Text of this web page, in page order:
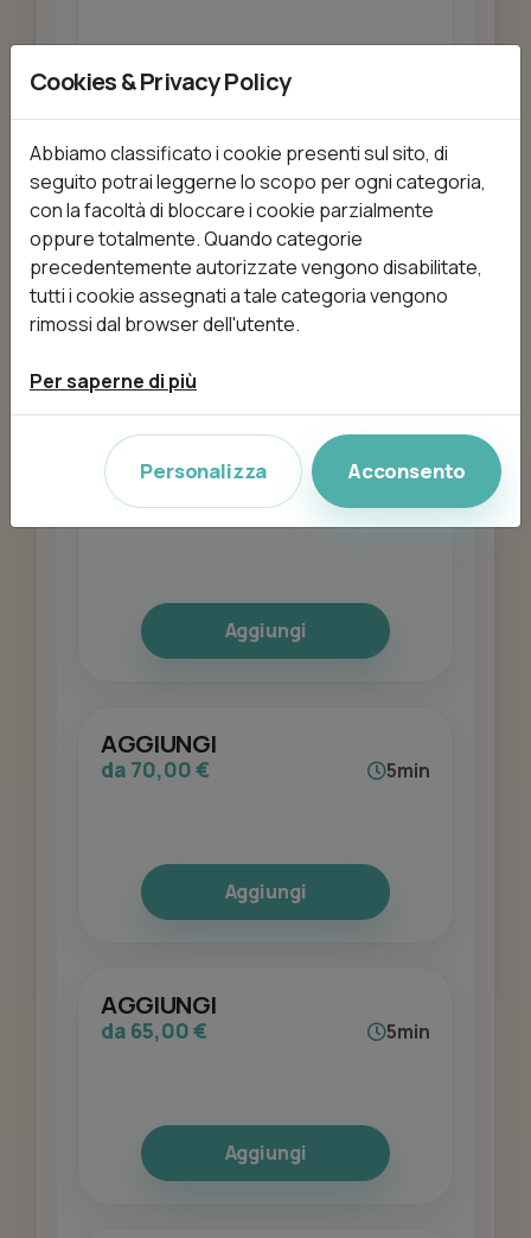
AGGIUNGI
da 45,00 €
AGGIUNGI
da 75,00 € 5min
Aggiungi
AGGIUNGI
da 70,00 € 5min
Aggiungi
AGGIUNGI
da 65,00 € 5min
Aggiungi
Cookies & Privacy Policy
Abbiamo classificato i cookie presenti sul sito, di
seguito potrai leggerne lo scopo per ogni categoria,
con la facoltà di bloccare i cookie parzialmente
oppure totalmente. Quando categorie
precedentemente autorizzate vengono disabilitate,
tutti i cookie assegnati a tale categoria vengono
rimossi dal browser dell'utente.
Per saperne di più
Personalizza Acconsento